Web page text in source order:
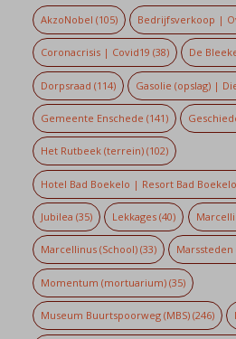
AkzoNobel (105) Bedrijfsverkoop |
Coronacrisis | Covid19 (38) De
Dorpsraad (114) Gasolie (opslag) |
Gemeente Enschede (141)
Het Rutbeek (terrein)(102)
Hotel Bad Boekelo | Resort Bad Boekelo
Jubilea (35) Lekkages (40)
Marcellinus (School)(33)
Momentum (mortuarium)(35)
Museum Buurtspoorweg (MBS)(246)